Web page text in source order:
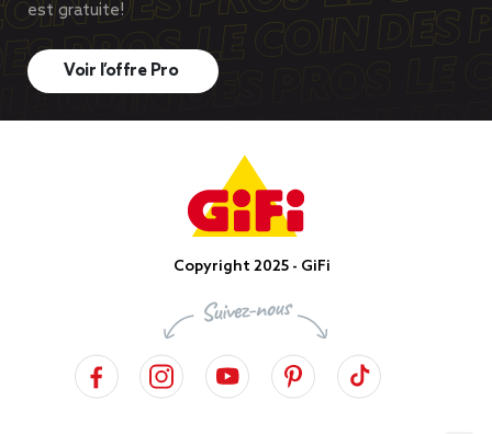
est gratuite!
Voir l’offre Pro
Copyright 2025 - GiFi